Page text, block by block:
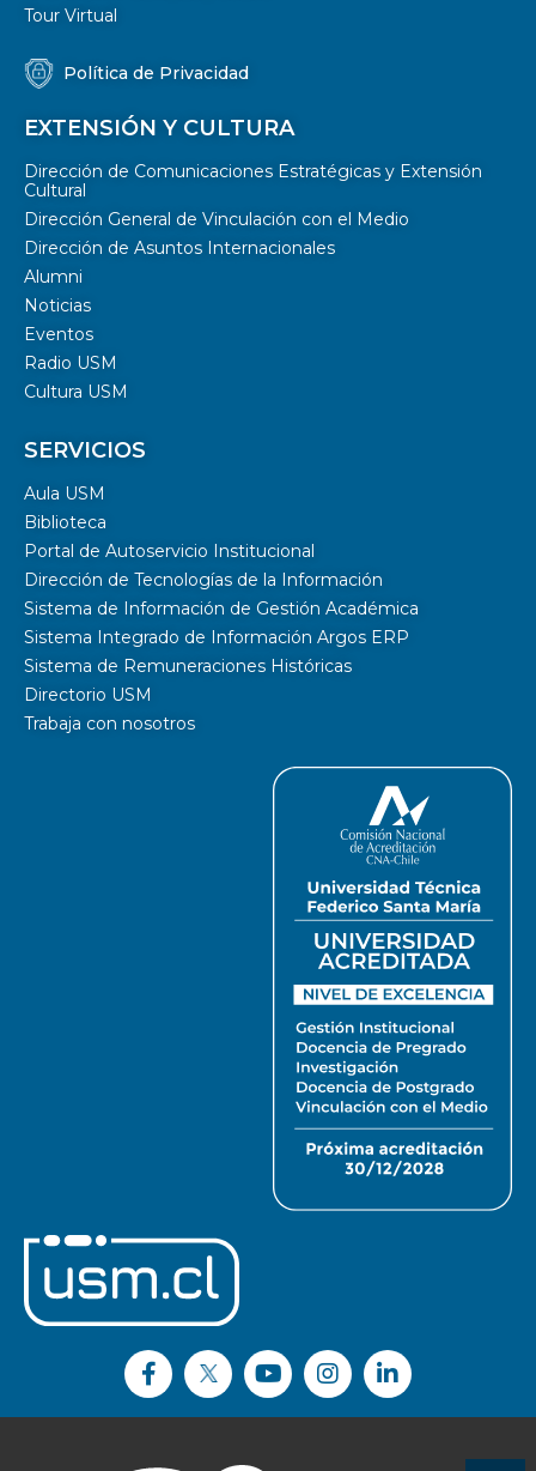
Tour Virtual
Política de Privacidad
EXTENSIÓN Y CULTURA
Dirección de Comunicaciones Estratégicas y Extensión
Cultural
Dirección General de Vinculación con el Medio
Dirección de Asuntos Internacionales
Alumni
Noticias
Eventos
Radio USM
Cultura USM
SERVICIOS
Aula USM
Biblioteca
Portal de Autoservicio Institucional
Dirección de Tecnologías de la Información
Sistema de Información de Gestión Académica
Sistema Integrado de Información Argos ERP
Sistema de Remuneraciones Históricas
Directorio USM
Trabaja con nosotros